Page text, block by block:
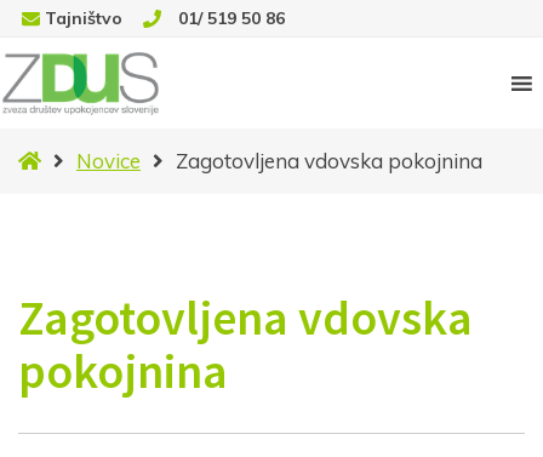
Tajništvo 01/ 519 50 86
DomovNovice Zagotovljena vdovska pokojnina
Zagotovljena vdovska
pokojnina